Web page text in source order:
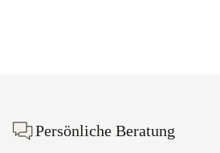
Persönliche Beratung